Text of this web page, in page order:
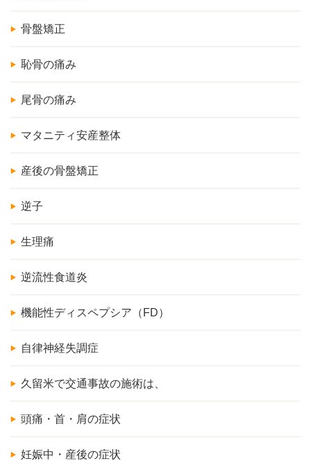
骨盤矯正
恥骨の痛み
尾骨の痛み
マタニティ安産整体
産後の骨盤矯正
逆子
生理痛
逆流性食道炎
機能性ディスペプシア（FD）
自律神経失調症
久留米で交通事故の施術は、
頭痛・首・肩の症状
妊娠中・産後の症状